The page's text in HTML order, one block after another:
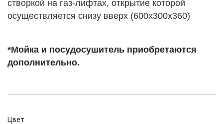
створкой на газ-лифтах, открытие которой
осуществляется снизу вверх (600х300х360)
*Мойка и посудосушитель приобретаются
дополнительно.
Цвет